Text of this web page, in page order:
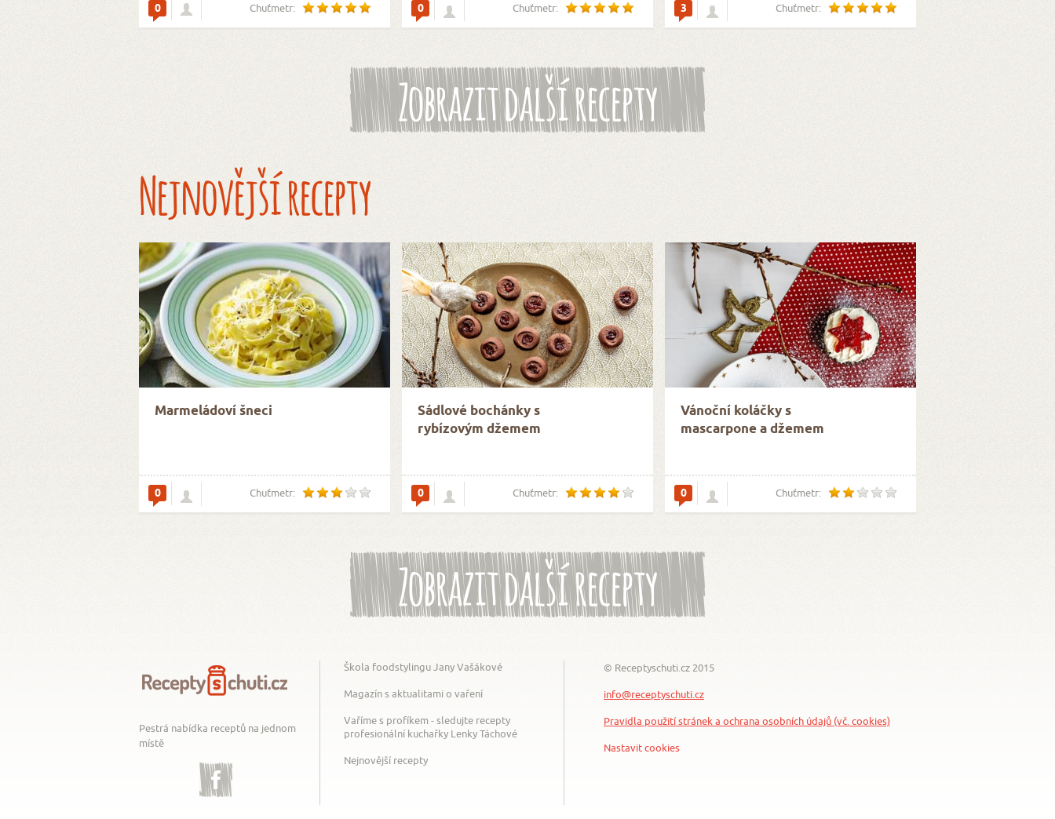
0 Chuťmetr: 0 Chuťmetr: 3 Chuťmetr:
Zobrazit další recepty
Nejnovější recepty
Marmeládoví šneci
0 Chuťmetr:
Sádlové bochánky s
rybízovým džemem
0 Chuťmetr:
Vánoční koláčky s
mascarpone a džemem
0 Chuťmetr:
Zobrazit další recepty
Pestrá nabídka receptů na jednom
místě
Facebook
Škola foodstylingu Jany Vašákové
Magazín s aktualitami o vaření
Vaříme s profíkem - sledujte recepty
profesionální kuchařky Lenky Táchové
Nejnovější recepty
© Receptyschuti.cz 2015
info@receptyschuti.cz
Pravidla použití stránek a ochrana osobních údajů (vč. cookies)
Nastavit cookies